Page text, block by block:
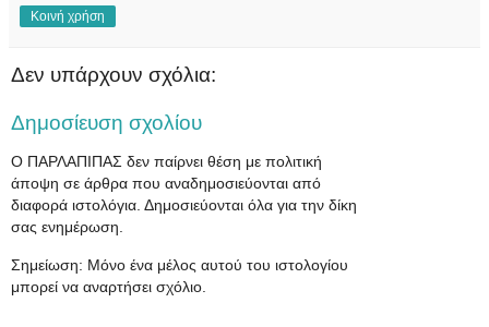
Κοινή χρήση
Δεν υπάρχουν σχόλια:
Δημοσίευση σχολίου
Ο ΠΑΡΛΑΠΙΠΑΣ δεν παίρνει θέση με πολιτική
άποψη σε άρθρα που αναδημοσιεύονται από
διαφορά ιστολόγια. Δημοσιεύονται όλα για την δίκη
σας ενημέρωση.
Σημείωση: Μόνο ένα μέλος αυτού του ιστολογίου
μπορεί να αναρτήσει σχόλιο.